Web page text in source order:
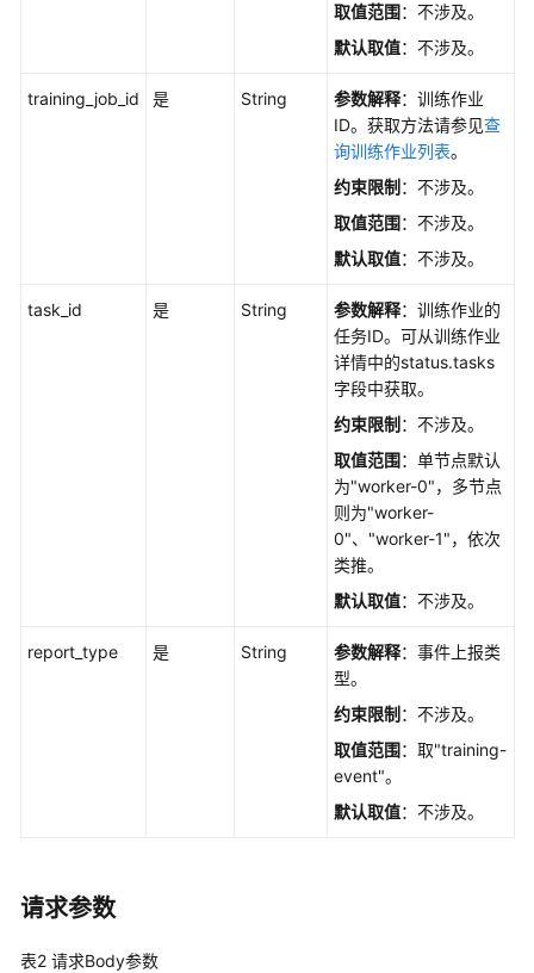
部
模
源
最
实
取值范围：不涉及。
默认取值：不涉及。
training_job_id 是 String 参数解释：训练作业
ID。获取方法请参见查
询训练作业列表。
约束限制 ：不涉及。
取值范围：不涉及。
默认取值：不涉及。
task_id 是 String 参数解释：训练作业的
任务ID。可从训练作业
详情中的status.tasks
字段中获取。
约束限制 ：不涉及。
取值范围：单节点默认
为"worker-0"，多节点
则为"worker-
0"、"worker-1"，依次
类推。
默认取值：不涉及。
report_type 是 String 参数解释：事件上报类
型。
约束限制 ：不涉及。
取值范围：取"training-
event"。
默认取值：不涉及。
请求参数
表2 请求Body参数